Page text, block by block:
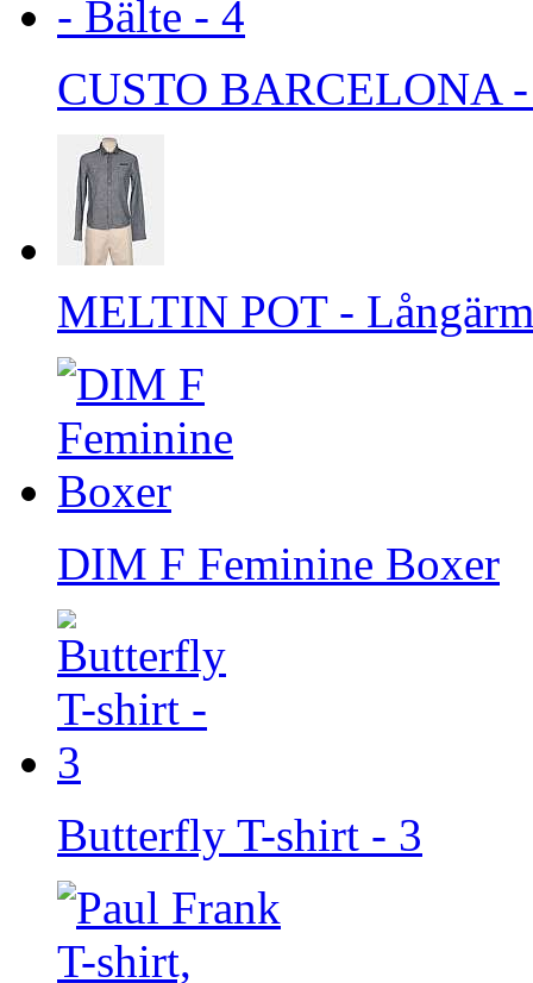
CUSTO BARCELONA
MELTIN POT -
DIM F Feminine Boxer
Butterfly T-shirt - 3